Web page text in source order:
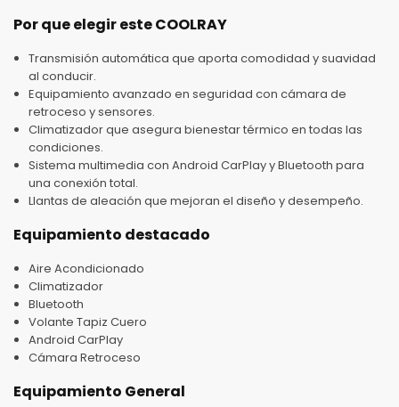
Por que elegir este COOLRAY
Transmisión automática que aporta comodidad y suavidad
al conducir.
Equipamiento avanzado en seguridad con cámara de
retroceso y sensores.
Climatizador que asegura bienestar térmico en todas las
condiciones.
Sistema multimedia con Android CarPlay y Bluetooth para
una conexión total.
Llantas de aleación que mejoran el diseño y desempeño.
Equipamiento destacado
Aire Acondicionado
Climatizador
Bluetooth
Volante Tapiz Cuero
Android CarPlay
Cámara Retroceso
Equipamiento General